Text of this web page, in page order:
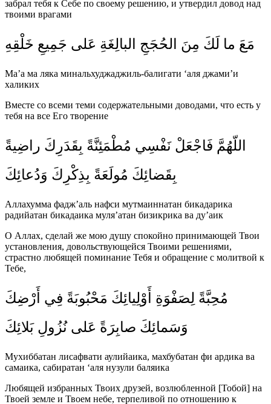
забрал тебя к Себе по своему решению, и утвердил довод над
твоими врагами
مَعَ ما لَكَ مِنَ الحُجَجِ البالِغَةِ عَلى جَمِيعِ خَلْقِهِ
Ма’а ма ляка минальхуджаджиль-балигати ‘аля джами’и
халиких
Вместе со всеми теми содержательными доводами, что есть у
тебя на все Его творение
اللّهُمَّ فَاجْعَلْ نَفْسِي مُطْمَئِنَّةً بِقَدَرِكَ راضِيةً
بِقَضائِكَ مُولَعَةً بِذِكْرِكَ وَدُعائِكَ
Аллахумма фадж’аль нафси мутмаиннатан бикадарика
радийатан бикадаика муля’атан бизикрика ва ду’аик
О Аллах, сделай же мою душу спокойно принимающей Твои
установления, довольствующейся Твоими решениями,
страстно любящей поминание Тебя и обращение с молитвой к
Тебе,
مُحِبَّةً لِصَفْوَةِ أَوْلِيائِكَ مَحْبُوبَةً فِي أَرْضِكَ
وَسَمائِكَ صابِرَةً عَلى نُزُولِ بَلائِكَ
Мухиббатан лисафвати аулийаика, махбубатан фи ардика ва
самаика, сабиратан ‘аля нузули баляика
Любящей избранных Твоих друзей, возлюбленной [Тобой] на
Твоей земле и Твоем небе, терпеливой по отношению к